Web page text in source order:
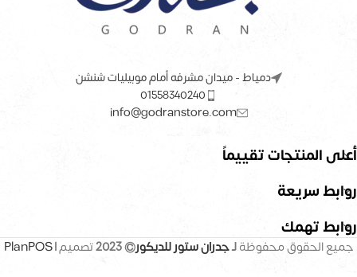
دمياط - ميدان مشرفه أمام موبيليات شنشن
01558340240
info@godranstore.com
أعلى المنتجات تقييماً
روابط سريعة
روابط تهمك
جميع الحقوق محفوظةلـجدران ستور للديكور© 2023 تصميم |PlanPOS